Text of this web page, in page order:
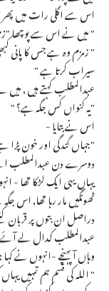
اس سے اگلی رات میں پھر
" میں نے اس سے پوچھا
" زمزم وہ ہے جس کا پانی
سیراب کرتا ہے "
عبدالمطلب کہتے ہیں ,
"یہ کنواں کس جگہ ہے؟ "
اس نے بتایا -
"جہاں گندگی اور خون پڑا
دوسرے دن عبدالمطلب
یہاں یہی ایک لڑکا تھا -
ٹھونگیں مار رہا تھا, اس
دراصل ان بتوں پر قربان
عبدالمطلب کدال لے آئے
وہاں آ پہنچے -انہوں نے کہا :
" اللہ کی قسم ہم تمہیں